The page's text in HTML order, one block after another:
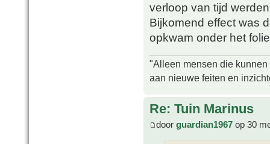
verloop van tijd
Bijkomend effect was
opkwam onder het
"Alleen mensen die
aan nieuwe feiten en
Re: Tuin Marinus
door guardian1967 op 30